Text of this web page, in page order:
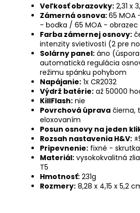
Veľkosť obrazovky: 2,31 x
Zámerná osnova:65 MOA
- bodka / 65 MOA -
Farba zámernej osnovy:
intenzity svietivosti (2 pre
Solárny panel: áno
automatická regulácia
režimu spánku pohybom
Napájanie: 1x CR2032
Výdrž batérie: až 50000
KillFlash: nie
Povrchová úprava čierna,
eloxovaním
Posun osnovy na jeden
Rozsah nastavenia H&V:
Pripevnenie: fixné -
Materiál: vysokokvalitná
T5
Hmotnosť: 231g
Rozmery: 8,28 x 4,15 x 5,2